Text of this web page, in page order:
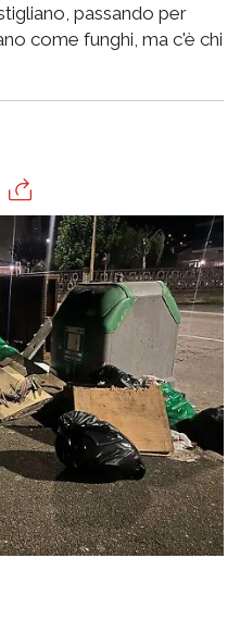
passando per
come funghi, ma c'è chi